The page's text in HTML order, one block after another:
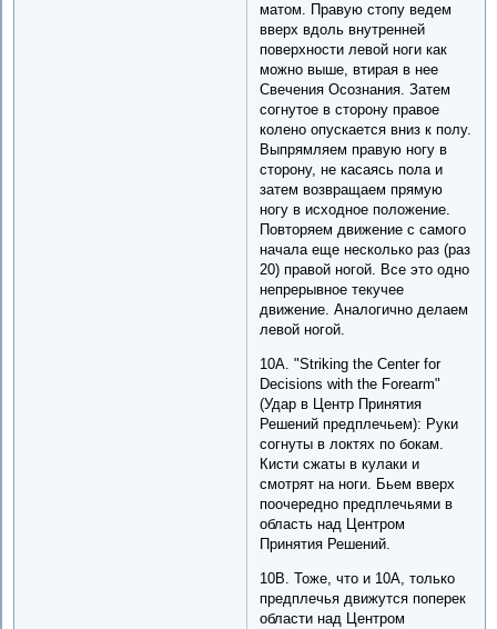
матом. Правую стопу ведем
вверх вдоль внутренней
поверхности левой ноги как
можно выше, втирая в нее
Свечения Осознания. Затем
согнутое в сторону правое
колено опускается вниз к полу.
Выпрямляем правую ногу в
сторону, не касаясь пола и
затем возвращаем прямую
ногу в исходное положение.
Повторяем движение с самого
начала еще несколько раз (раз
20) правой ногой. Все это одно
непрерывное текучее
движение. Аналогично делаем
левой ногой.
10A. "Striking the Center for
Decisions with the Forearm"
(Удар в Центр Принятия
Решений предплечьем): Руки
согнуты в локтях по бокам.
Кисти сжаты в кулаки и
смотрят на ноги. Бьем вверх
поочередно предплечьями в
область над Центром
Принятия Решений.
10B. Тоже, что и 10A, только
предплечья движутся поперек
области над Центром